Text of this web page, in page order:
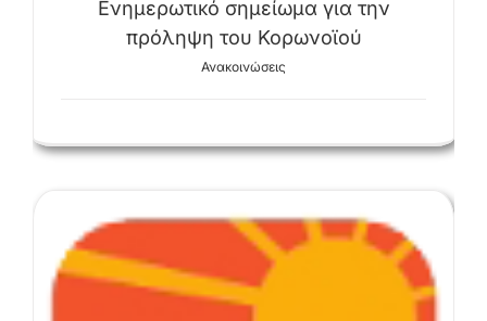
Ενημερωτικό σημείωμα για την
πρόληψη του Κορωνοϊού
Ανακοινώσεις